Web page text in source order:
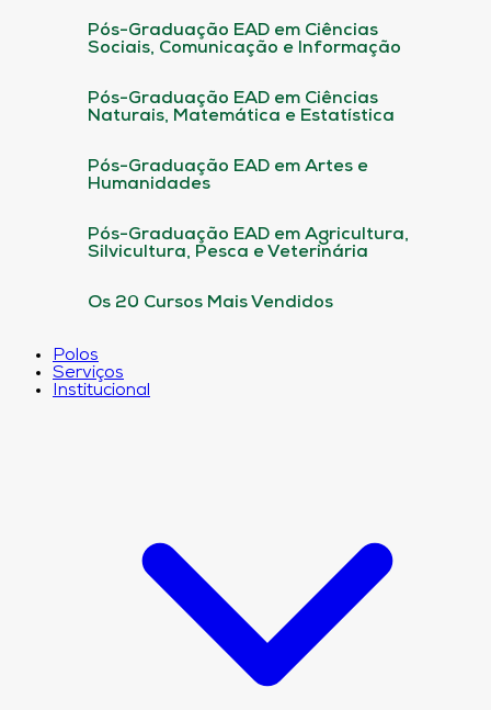
Pós-Graduação EAD em Ciências
Sociais, Comunicação e Informação
Pós-Graduação EAD em Ciências
Naturais, Matemática e Estatística
Pós-Graduação EAD em Artes e
Humanidades
Pós-Graduação EAD em Agricultura,
Silvicultura, Pesca e Veterinária
Os 20 Cursos Mais Vendidos
Polos
Serviços
Institucional